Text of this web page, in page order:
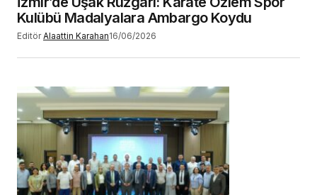
Kulübü Madalyalara Ambargo Koydu
Editör Alaattin Karahan16/06/2026